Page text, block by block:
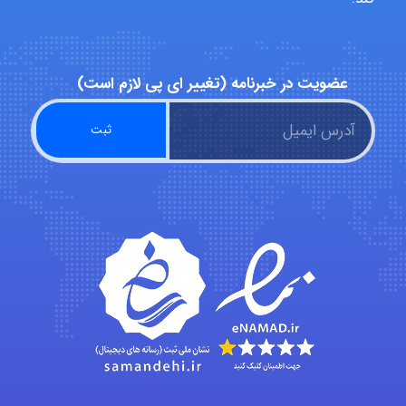
Sara
ZAK
vali
fahimeh sheibani
عضویت در خبرنامه (تغییر ای پی لازم است)